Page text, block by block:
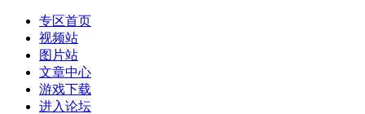
专区首页
视频站
图片站
文章中心
游戏下载
进入论坛